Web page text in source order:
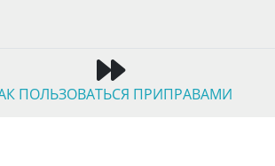
ПОЛЬЗОВАТЬСЯ ПРИПРАВАМИ